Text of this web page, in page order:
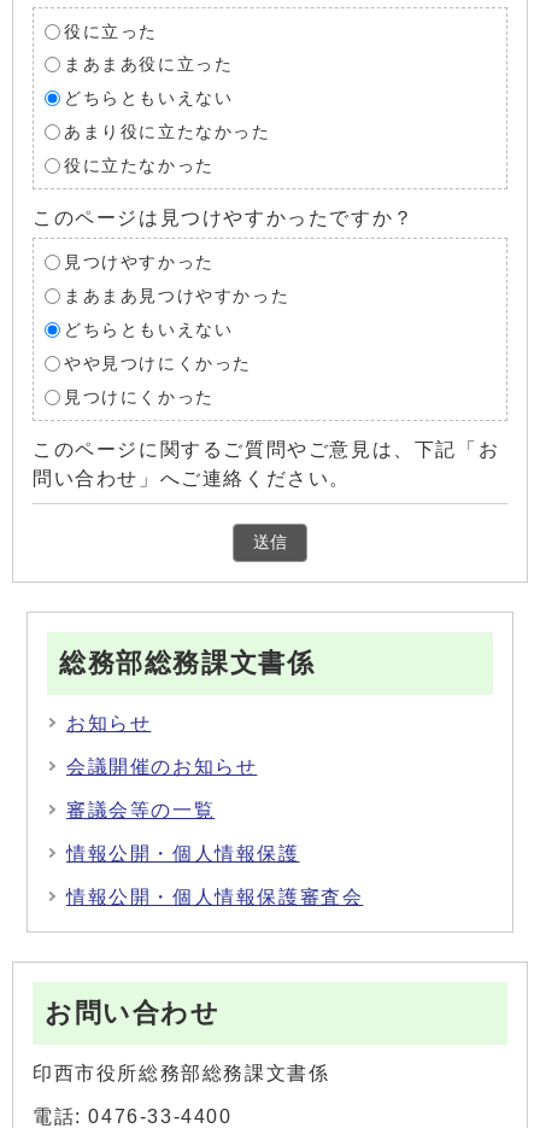
役に立った
まあまあ役に立った
どちらともいえない
あまり役に立たなかった
役に立たなかった
このページは見つけやすかったですか？
見つけやすかった
まあまあ見つけやすかった
どちらともいえない
やや見つけにくかった
見つけにくかった
このページに関するご質問やご意見は、下記「お
問い合わせ」へご連絡ください。
総務部総務課文書係
お知らせ
会議開催のお知らせ
審議会等の一覧
情報公開・個人情報保護
情報公開・個人情報保護審査会
お問い合わせ
印西市役所総務部総務課文書係
電話: 0476-33-4400